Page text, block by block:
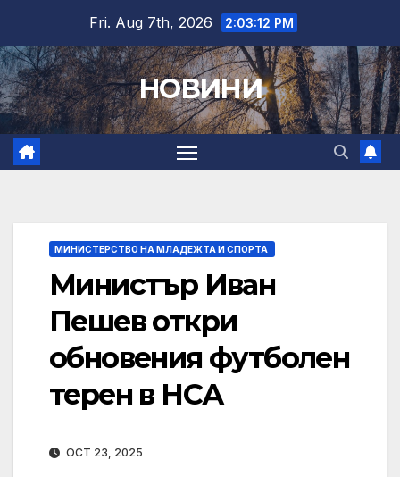
content
Fri. Aug 7th, 2026 2:03:13 PM
НОВИНИ
МИНИСТЕРСТВО НА МЛАДЕЖТА И СПОРТА
Министър Иван
Пешев откри
обновения футболен
терен в НСА
OCT 23, 2025